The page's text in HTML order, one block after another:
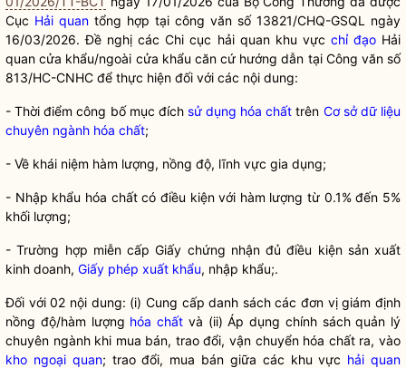
Cục Hải quan tổng hợp tại công văn số 13821/CHQ-GSQL ngày
16/03/2026. Đề nghị các Chi cục hải quankhu vực chỉ đạo Hải
quan cửa khẩu/ngoài cửa khẩu căn cứ hướng dẫn tại Công văn số
813/HC-CNHC để thực hiện đối với các nội dung:
- Thời điểm công bố mục đích sử dụng hóa chất trên Cơ sở dữ liệu
chuyên ngành hóa chất;
- Về khái niệm hàm lượng, nồng độ, lĩnh vực gia dụng;
- Nhập khẩu hóa chấtcó điều kiện với hàm lượng từ 0.1% đến 5%
khối lượng;
- Trường hợp miễn cấp Giấy chứng nhận đủ điều kiện sản xuất
kinh doanh, Giấy phép xuất khẩu, nhập khẩu;.
Đối với 02 nội dung: (i) Cung cấp danh sách các đơn vị giám định
nồng độ/hàm lượng hóa chất và (ii) Áp dụng chính sách quản lý
chuyên ngành khi mua bán, trao đổi, vận chuyển hóa chấtra, vào
kho ngoại quan; trao đổi, mua bán giữa các khu vực hải quan